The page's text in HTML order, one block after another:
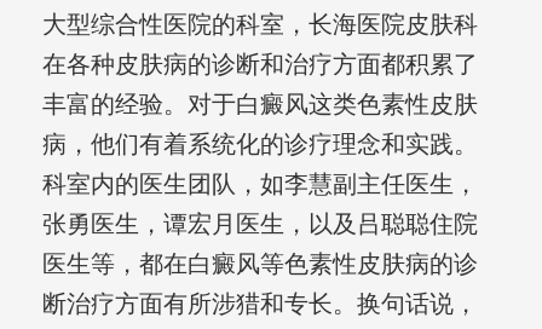
大型综合性医院的科室，长海医院皮肤科
在各种皮肤病的诊断和治疗方面都积累了
丰富的经验。对于白癜风这类色素性皮肤
病，他们有着系统化的诊疗理念和实践。
科室内的医生团队，如李慧副主任医生，
张勇医生，谭宏月医生，以及吕聪聪住院
医生等，都在白癜风等色素性皮肤病的诊
断治疗方面有所涉猎和专长。换句话说，